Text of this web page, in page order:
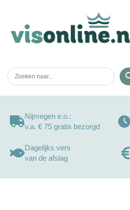
Nijmegen e.o.:
v.a. € 75 gratis bezorgd
Dagelijks vers
van de afslag